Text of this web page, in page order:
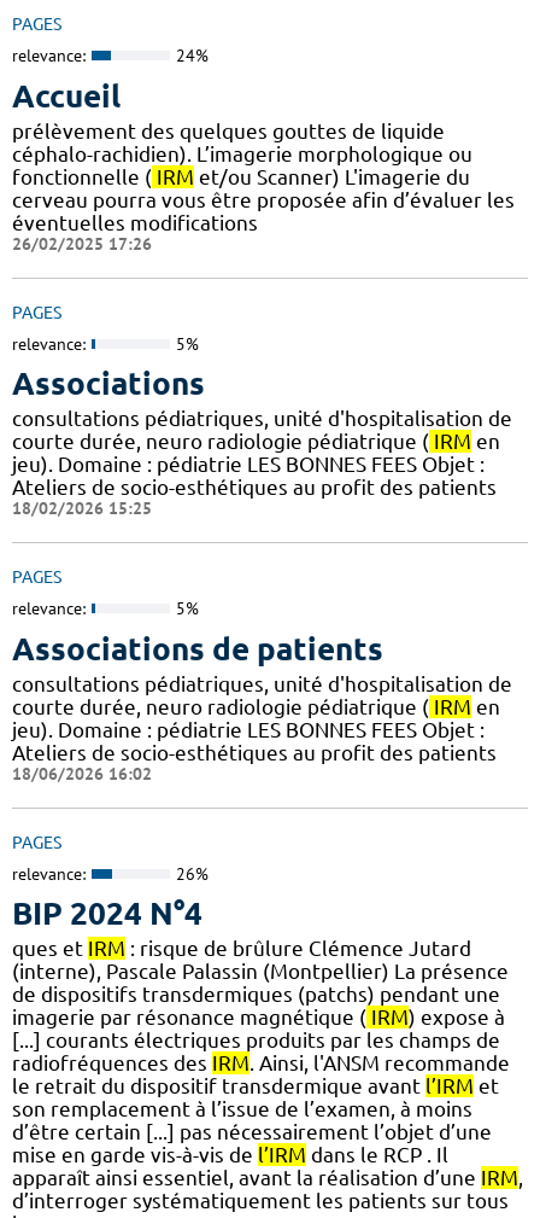
PAGES
relevance: 24%
Accueil
prélèvement des quelques gouttes de liquide
céphalo-rachidien). L’imagerie morphologique ou
fonctionnelle ( IRM et/ou Scanner) L'imagerie du
cerveau pourra vous être proposée afin d’évaluer les
éventuelles modifications
26/02/2025 17:26
PAGES
relevance: 5%
Associations
consultations pédiatriques, unité d'hospitalisation de
courte durée, neuro radiologie pédiatrique ( IRM en
jeu). Domaine : pédiatrie LES BONNES FEES Objet :
Ateliers de socio-esthétiques au profit des patients
18/02/2026 15:25
PAGES
relevance: 5%
Associations de patients
consultations pédiatriques, unité d'hospitalisation de
courte durée, neuro radiologie pédiatrique ( IRM en
jeu). Domaine : pédiatrie LES BONNES FEES Objet :
Ateliers de socio-esthétiques au profit des patients
18/06/2026 16:02
PAGES
relevance: 26%
BIP 2024 N°4
ques et IRM : risque de brûlure Clémence Jutard
(interne), Pascale Palassin (Montpellier) La présence
de dispositifs transdermiques (patchs) pendant une
imagerie par résonance magnétique ( IRM) expose à
[...] courants électriques produits par les champs de
radiofréquences des IRM. Ainsi, l'ANSM recommande
le retrait du dispositif transdermique avant l’IRM et
son remplacement à l’issue de l’examen, à moins
d’être certain [...] pas nécessairement l’objet d’une
mise en garde vis-à-vis de l’IRM dans le RCP . Il
apparaît ainsi essentiel, avant la réalisation d’une IRM,
d’interroger systématiquement les patients sur tous